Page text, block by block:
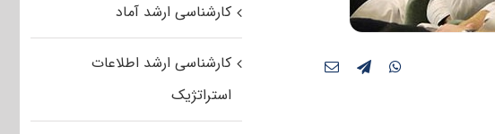
کارشناسی ارشد آماد
کارشناسی ارشد اطلاعات
استراتژیک